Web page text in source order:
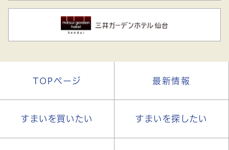
TOPページ 最新情報
すまいを買いたい すまいを探したい